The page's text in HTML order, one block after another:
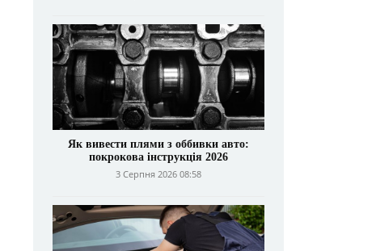
Як вивести плями з оббивки авто:
покрокова інструкція 2026
3 Серпня 2026 08:58